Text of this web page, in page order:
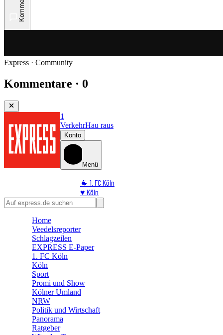
Express · Community
Kommentare · 0
1
VerkehrHau raus
Konto
Menü
🐐 1. FC Köln
♥️ Köln
⭐ Promi
🛒 Shoppingwelt
Home
Veedelsreporter
Schlagzeilen
EXPRESS E-Paper
1. FC Köln
Köln
Sport
Promi und Show
Kölner Umland
NRW
Politik und Wirtschaft
Panorama
Ratgeber